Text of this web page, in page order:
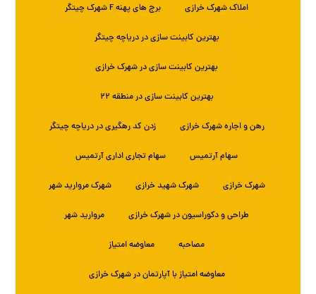
املاک شهرک خرازی برج های پهنه F شهرک چیتگر
بهترین کابینت سازی در دریاچه چیتگر
بهترین کابینت سازی در شهرک خرازی
بهترین کابینت سازی در منطقه ۲۲
رهن و اجاره شهرک خرازی زدن کد رهگیری در دریاچه چیتگر
سهام آرتمیس سهام تجاری اداری آرتمیس
شهرک خرازی شهرک شهید خرازی شهرک مروارید شهر
طراحی و دکوراسیون در شهرک خرازی مروارید شهر
مصاحبه معاوضه امتیاز
معاوضه امتیاز با آپارتمان در شهرک خرازی